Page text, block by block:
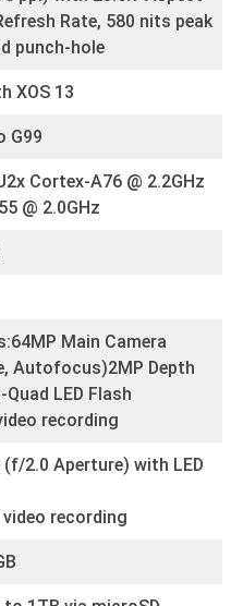
Rate, 580 nits peak
punch-hole
XOS 13
G99
Cortex-A76 @ 2.2GHz
@ 2.0GHz
Main Camera
Autofocus)2MP Depth
LED Flash
recording
(f/2.0 Aperture) with LED
recording